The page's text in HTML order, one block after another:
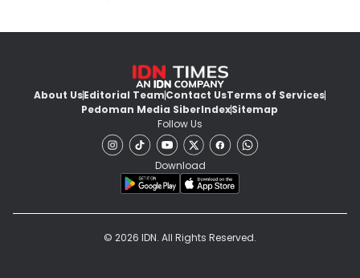
About UsEditorial TeamContact UsTerms of Services
Pedoman Media SiberIndexSitemap
Follow Us
Download
© 2026 IDN. All Rights Reserved.